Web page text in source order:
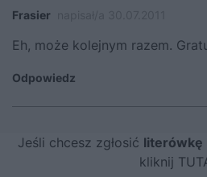
Frasier
Eh, może kolejnym razem.
Odpowiedz
Jeśli chcesz zgłosić literówkę
kliknij